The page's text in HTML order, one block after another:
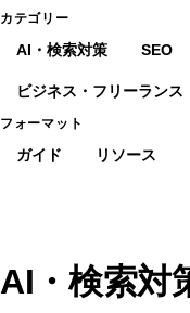
カテゴリー
AI・検索対策 SEO
ビジネス・フリーランス
フォーマット
ガイド リソース
AI・検索対